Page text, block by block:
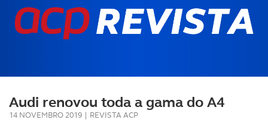
Audi renovou toda a gama do A4
14 NOVEMBRO 2019 | REVISTA ACP